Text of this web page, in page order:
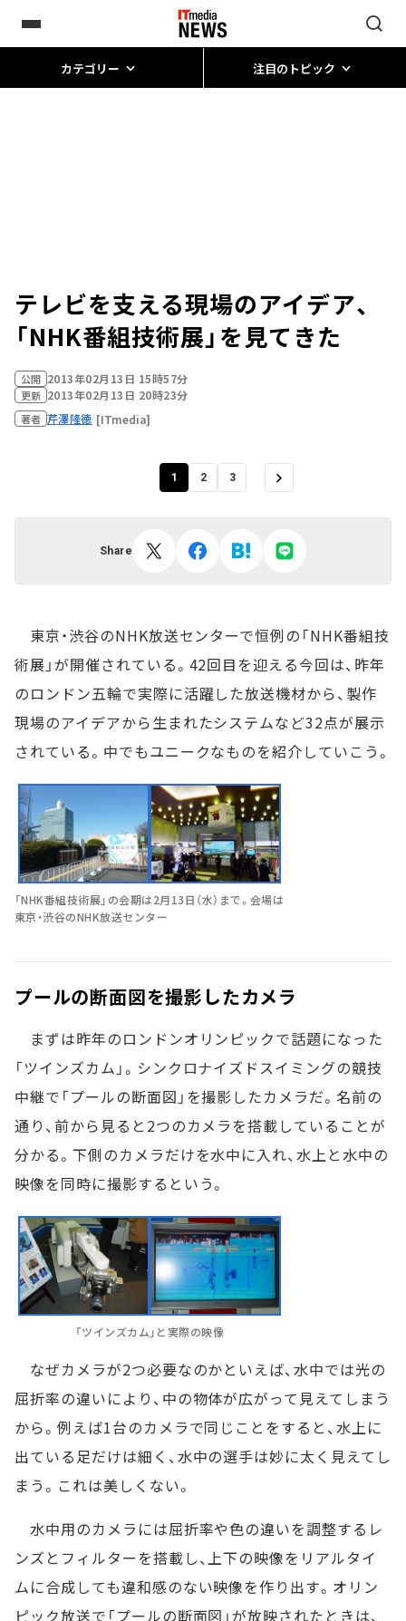
カテゴリー 注目のトピック
テレビを支える現場のアイデア、
「NHK番組技術展」を見てきた
公開 2013年02月13日 15時57分
更新 2013年02月13日 20時23分
著者 芹澤隆徳 [ITmedia]
1 2 3
Share
東京・渋谷のNHK放送センターで恒例の「NHK番組技
術展」が開催されている。42回目を迎える今回は、昨年
のロンドン五輪で実際に活躍した放送機材から、製作
現場のアイデアから生まれたシステムなど32点が展示
されている。中でもユニークなものを紹介していこう。
「NHK番組技術展」の会期は2月13日（水）まで。会場は
東京・渋谷のNHK放送センター
プールの断面図を撮影したカメラ
まずは昨年のロンドンオリンピックで話題になった
「ツインズカム」。シンクロナイズドスイミングの競技
中継で「プールの断面図」を撮影したカメラだ。名前の
通り、前から見ると2つのカメラを搭載していることが
分かる。下側のカメラだけを水中に入れ、水上と水中の
映像を同時に撮影するという。
「ツインズカム」と実際の映像
なぜカメラが2つ必要なのかといえば、水中では光の
屈折率の違いにより、中の物体が広がって見えてしまう
から。例えば1台のカメラで同じことをすると、水上に
出ている足だけは細く、水中の選手は妙に太く見えてし
まう。これは美しくない。
水中用のカメラには屈折率や色の違いを調整するレ
ンズとフィルターを搭載し、上下の映像をリアルタイ
ムに合成しても違和感のない映像を作り出す。オリン
ピック放送で「プールの断面図」が放映されたときは、